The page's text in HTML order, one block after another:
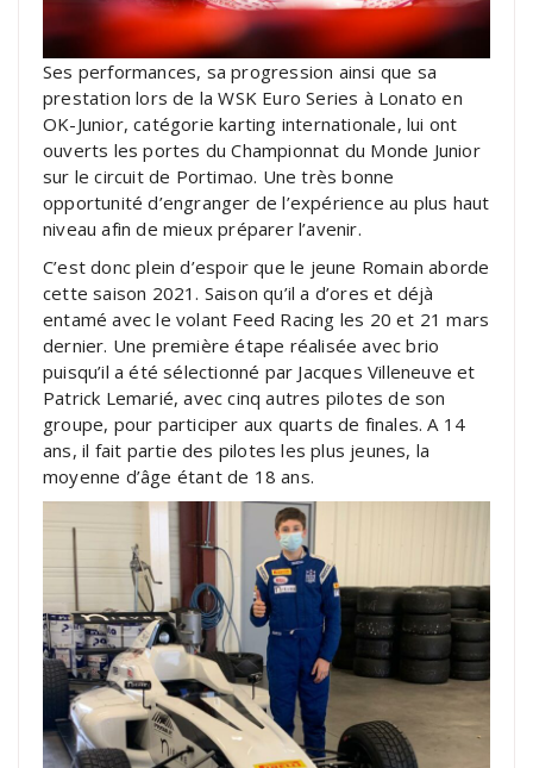
Ses performances, sa progression ainsi que sa
prestation lors de la WSK Euro Series à Lonato en
OK-Junior, catégorie karting internationale, lui ont
ouverts les portes du Championnat du Monde Junior
sur le circuit de Portimao. Une très bonne
opportunité d’engranger de l’expérience au plus haut
niveau afin de mieux préparer l’avenir.
C’est donc plein d’espoir que le jeune Romain aborde
cette saison 2021. Saison qu’il a d’ores et déjà
entamé avec le volant Feed Racing les 20 et 21 mars
dernier. Une première étape réalisée avec brio
puisqu’il a été sélectionné par Jacques Villeneuve et
Patrick Lemarié, avec cinq autres pilotes de son
groupe, pour participer aux quarts de finales. A 14
ans, il fait partie des pilotes les plus jeunes, la
moyenne d’âge étant de 18 ans.